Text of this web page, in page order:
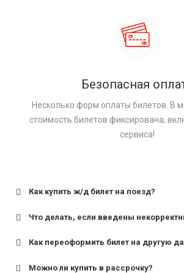
Безопасная
Несколько форм оплаты билетов. В
стоимость билетов фиксирована,
сервиса!
Как купить ж/д билет на поезд?
Что делать, если введены
Как переоформить билет на другую
Можно ли купить в рассрочку?